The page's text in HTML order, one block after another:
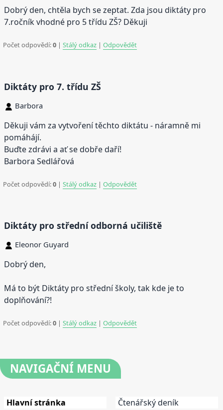
Dobrý den, chtěla bych se zeptat. Zda jsou diktáty pro
7.ročník vhodné pro 5 třídu ZŠ? Děkuji
Počet odpovědí:0 |Stálý odkaz |Odpovědět
Diktáty pro 7. třídu ZŠ
Barbora
Děkuji vám za vytvoření těchto diktátu - náramně mi
pomáhájí.
Buďte zdrávi a ať se dobře daří!
Barbora Sedlářová
Počet odpovědí:0 |Stálý odkaz |Odpovědět
Diktáty pro střední odborná učiliště
Eleonor Guyard
Dobrý den,
Má to být Diktáty pro střední školy, tak kde je to
doplňování?!
Počet odpovědí:0 |Stálý odkaz |Odpovědět
NAVIGAČNÍ MENU
Hlavní stránka Čtenářský deník